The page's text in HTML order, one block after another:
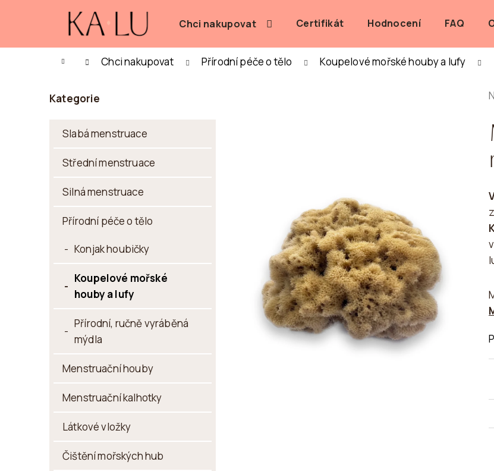
Chci nakupovat Certifikát Hodnocení FAQ
DomůChci nakupovat Přírodní péče o tělo Koupelové mořské houby a lufy
O
Přeskočit
Kategorie
Slabá menstruace
Střední menstruace
Silná menstruace
Přírodní péče o tělo
Konjak houbičky
Koupelové mořské
houby a lufy
Přírodní, ručně vyráběná
mýdla
Menstruační houby
Menstruační kalhotky
Látkové vložky
Čištění mořských hub
je
Š
do
obchodu
do
obchodu
CO POTŘEBUJETE NAJÍT?